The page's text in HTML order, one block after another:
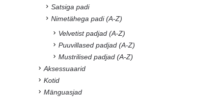
Satsiga padi
Nimetähega padi (A-Z)
Velvetist padjad (A-Z)
Puuvillased padjad (A-Z)
Mustrilised padjad (A-Z)
Aksessuaarid
Kotid
Mänguasjad